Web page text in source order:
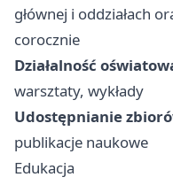
głównej i oddziałach
corocznie
Działalność
warsztaty, wykłady
Udostępnianie
publikacje naukowe
Edukacja